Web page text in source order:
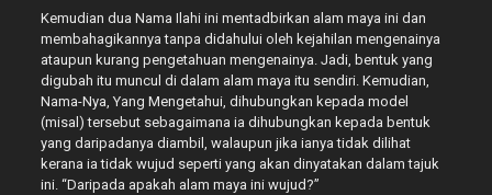
Kemudian dua Nama Ilahi ini mentadbirkan alam maya ini dan
membahagikannya tanpa didahului oleh kejahilan mengenainya
ataupun kurang pengetahuan mengenainya. Jadi, bentuk yang
digubah itu muncul di dalam alam maya itu sendiri. Kemudian,
Nama-Nya, Yang Mengetahui, dihubungkan kepada model
(misal) tersebut sebagaimana ia dihubungkan kepada bentuk
yang daripadanya diambil, walaupun jika ianya tidak dilihat
kerana ia tidak wujud seperti yang akan dinyatakan dalam tajuk
ini. “Daripada apakah alam maya ini wujud?”